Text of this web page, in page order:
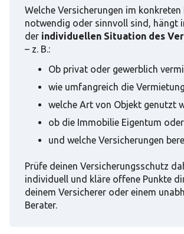
Welche Versicherungen im konkreten
notwendig oder sinnvoll sind, hängt
der individuellen Situation des
– z. B.:
Ob privat oder gewerblich
wie umfangreich die
welche Art von Objekt genutzt
ob die Immobilie Eigentum
und welche Versicherungen
Prüfe deinen Versicherungsschutz
individuell und kläre offene Punkte
deinem Versicherer oder einem
Berater.